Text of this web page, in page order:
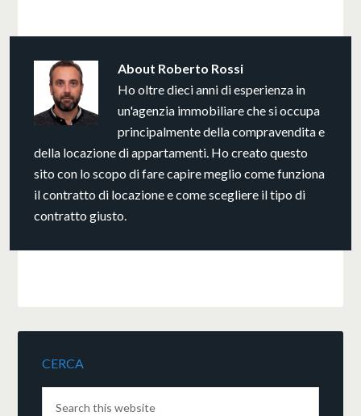
About Roberto Rossi
Ho oltre dieci anni di esperienza in
un'agenzia immobiliare che si occupa
principalmente della compravendita e
della locazione di appartamenti. Ho creato questo
sito con lo scopo di fare capire meglio come funziona
il contratto di locazione e come scegliere il tipo di
contratto giusto.
CERCA